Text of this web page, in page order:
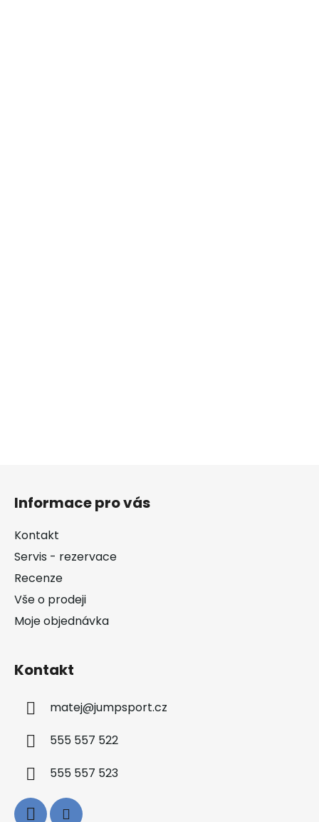
Informace pro vás
Kontakt
Servis - rezervace
Recenze
Vše o prodeji
Moje objednávka
Kontakt
matej@jumpsport.cz
555 557 522
555 557 523